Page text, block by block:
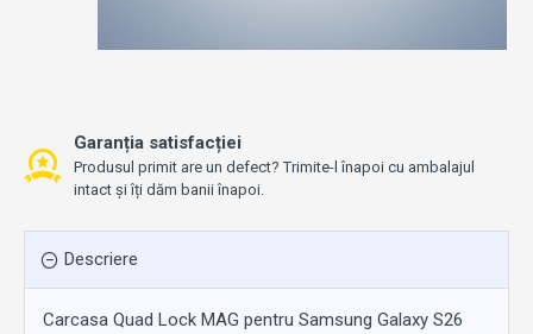
Garanția satisfacției
Produsul primit are un defect? Trimite-l înapoi cu ambalajul
intact și îți dăm banii înapoi.
Descriere
Carcasa Quad Lock MAG pentru Samsung Galaxy S26